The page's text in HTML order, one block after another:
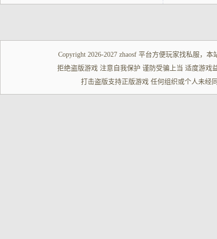
Copyright 2026-2027 zhaosf平台方便玩家找私服 ，本
拒绝盗版游戏 注意自我保护 谨防受骗上当 适度游戏
打击盗版支持正版游戏 任何组织或个人未经